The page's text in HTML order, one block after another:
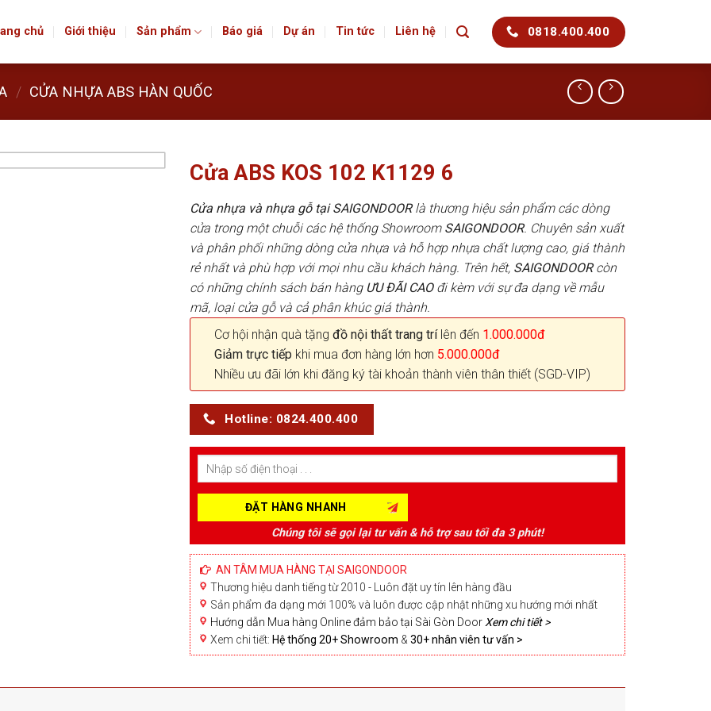
chủ Giới thiệu Sản phẩm Báo giá Dự án Tin tức Liên hệ 0818.400.400
/ CỬA NHỰA ABS HÀN QUỐC
Cửa ABS KOS 102 K1129 6
Cửa nhựa và nhựa gỗ tại SAIGONDOORlà thương hiệu sản phẩm các dòng
cửa trong một chuỗi các hệ thống Showroom SAIGONDOOR. Chuyên sản xuất
và phân phối những dòng cửa nhựa và hỗ hợp nhựa chất lượng cao, giá thành
rẻ nhất và phù hợp với mọi nhu cầu khách hàng. Trên hết, SAIGONDOORcòn
có những chính sách bán hàng ƯU ĐÃI CAO đi kèm với sự đa dạng về mẫu
mã, loại cửa gỗ và cả phân khúc giá thành.
Cơ hội nhận quà tặng đồ nội thất trang trílên đến 1.000.000đ
Giảm trực tiếp khi mua đơn hàng lớn hơn 5.000.000đ
Nhiều ưu đãi lớn khi đăng ký tài khoản thành viên thân thiết (SGD-VIP)
Hotline: 0824.400.400
Chúng tôi sẽ gọi lại tư vấn & hỗ trợ sau tối đa 3 phút!
AN TÂM MUA HÀNG TẠI SAIGONDOOR
Thương hiệu danh tiếng từ 2010 - Luôn đặt uy tín lên hàng đầu
Sản phẩm đa dạng mới 100% và luôn được cập nhật những xu hướng mới nhất
Hướng dẫn Mua hàng Online đảm bảo tại Sài Gòn Door Xem chi tiết >
Xem chi tiết: Hệ thống 20+ Showroom & 30+ nhân viên tư vấn >